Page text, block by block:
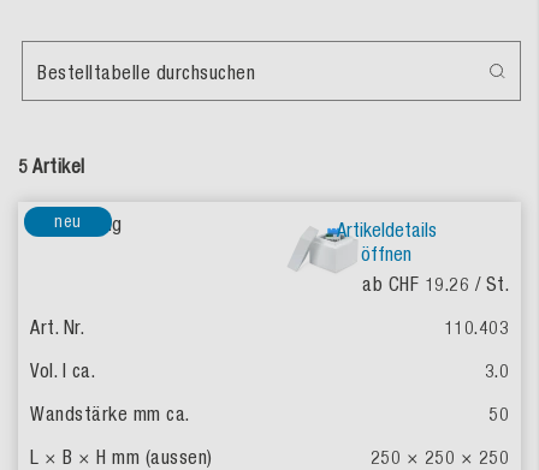
5 Artikel
Bestelltabelle durchsuchen
Artikeldetails
öffnen
ab CHF 19.26 / St.
110.403
3.0
50
250 × 250 × 250
neu